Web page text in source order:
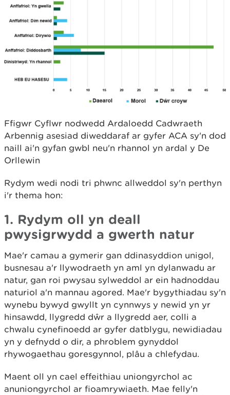
Ffigwr Cyflwr nodwedd Ardaloedd Cadwraeth
Arbennig asesiad diweddaraf ar gyfer ACA sy'n dod
naill ai'n gyfan gwbl neu'n rhannol yn ardal y De
Orllewin
Rydym wedi nodi tri phwnc allweddol sy'n perthyn
i'r thema hon:
1. Rydym oll yn deall
pwysigrwydd a gwerth natur
Mae'r camau a gymerir gan ddinasyddion unigol,
busnesau a'r llywodraeth yn aml yn dylanwadu ar
natur, gan roi pwysau sylweddol ar ein hadnoddau
naturiol a'n mannau agored. Mae'r bygythiadau sy'n
wynebu bywyd gwyllt yn cynnwys y newid yn yr
hinsawdd, llygredd dŵr a llygredd aer, colli a
chwalu cynefinoedd ar gyfer datblygu, newidiadau
yn y defnydd o dir, a phroblem gynyddol
rhywogaethau goresgynnol, plâu a chlefydau.
Maent oll yn cael effeithiau uniongyrchol ac
anuniongyrchol ar fioamrywiaeth. Mae felly'n